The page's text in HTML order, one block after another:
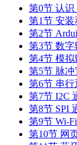
第0节 认识
第1节 安装
第2节
第3节 数字
第4节 模拟
第5节 脉
第6节 串
第7节 I2C
第8节 SPI
第9节 Wi-
第10节 网